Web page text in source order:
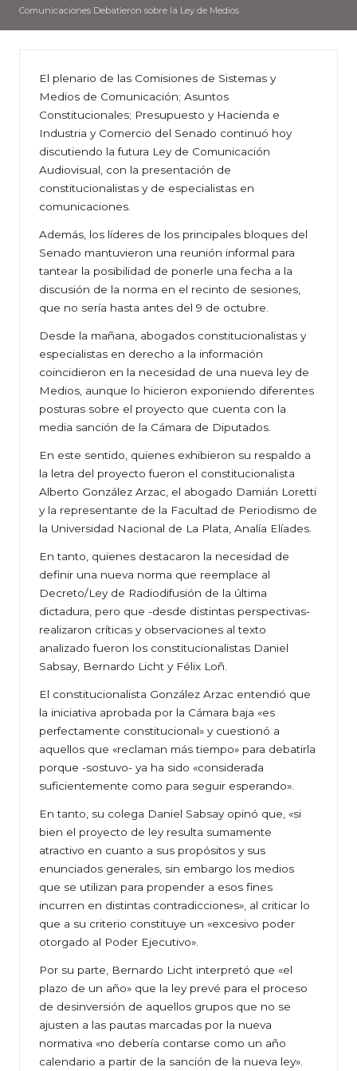
Comunicaciones Debatieron sobre la Ley de Medios
El plenario de las Comisiones de Sistemas y
Medios de Comunicación; Asuntos
Constitucionales; Presupuesto y Hacienda e
Industria y Comercio del Senado continuó hoy
discutiendo la futura Ley de Comunicación
Audiovisual, con la presentación de
constitucionalistas y de especialistas en
comunicaciones.
Además, los líderes de los principales bloques del
Senado mantuvieron una reunión informal para
tantear la posibilidad de ponerle una fecha a la
discusión de la norma en el recinto de sesiones,
que no sería hasta antes del 9 de octubre.
Desde la mañana, abogados constitucionalistas y
especialistas en derecho a la información
coincidieron en la necesidad de una nueva ley de
Medios, aunque lo hicieron exponiendo diferentes
posturas sobre el proyecto que cuenta con la
media sanción de la Cámara de Diputados.
En este sentido, quienes exhibieron su respaldo a
la letra del proyecto fueron el constitucionalista
Alberto González Arzac, el abogado Damián Loretti
y la representante de la Facultad de Periodismo de
la Universidad Nacional de La Plata, Analía Elíades.
En tanto, quienes destacaron la necesidad de
definir una nueva norma que reemplace al
Decreto/Ley de Radiodifusión de la última
dictadura, pero que -desde distintas perspectivas-
realizaron críticas y observaciones al texto
analizado fueron los constitucionalistas Daniel
Sabsay, Bernardo Licht y Félix Loñ.
El constitucionalista González Arzac entendió que
la iniciativa aprobada por la Cámara baja «es
perfectamente constitucional» y cuestionó a
aquellos que «reclaman más tiempo» para debatirla
porque -sostuvo- ya ha sido «considerada
suficientemente como para seguir esperando».
En tanto, su colega Daniel Sabsay opinó que, «si
bien el proyecto de ley resulta sumamente
atractivo en cuanto a sus propósitos y sus
enunciados generales, sin embargo los medios
que se utilizan para propender a esos fines
incurren en distintas contradicciones», al criticar lo
que a su criterio constituye un «excesivo poder
otorgado al Poder Ejecutivo».
Por su parte, Bernardo Licht interpretó que «el
plazo de un año» que la ley prevé para el proceso
de desinversión de aquellos grupos que no se
ajusten a las pautas marcadas por la nueva
normativa «no debería contarse como un año
calendario a partir de la sanción de la nueva ley».